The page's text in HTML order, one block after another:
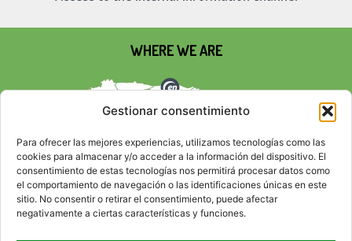
Gestionar consentimiento
Para ofrecer las mejores experiencias, utilizamos tecnologías como las
cookies para almacenar y/o acceder a la información del dispositivo. El
consentimiento de estas tecnologías nos permitirá procesar datos como
el comportamiento de navegación o las identificaciones únicas en este
sitio. No consentir o retirar el consentimiento, puede afectar
negativamente a ciertas características y funciones.
WHERE WE ARE